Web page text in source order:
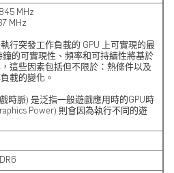
MHz
MHz
行突發工作負載的 GPU 上可實現的最
鐘的可實現性、頻率和可持續性將基於
這些因素包括但不限於：熱條件以及
載的變化。
時脈) 是泛指一般遊戲應用時的GPU時
Power) 則會因為執行不同的遊